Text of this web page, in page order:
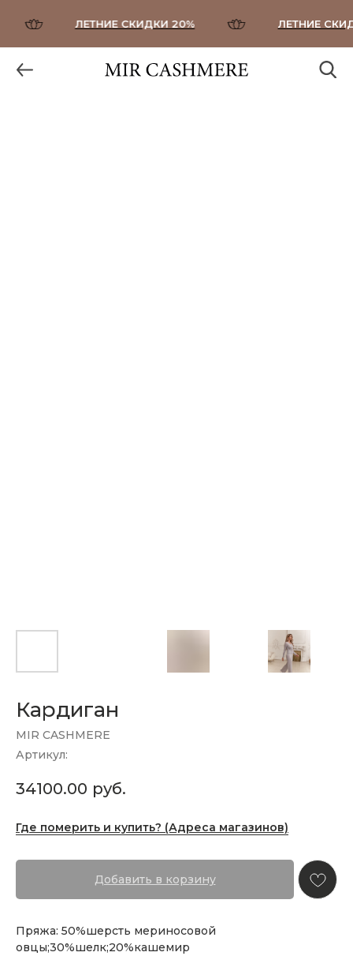
ЛЕТНИЕ СКИДКИ 20% ЛЕТНИЕ
Кардиган
MIR CASHMERE
Артикул:
34100.00 руб.
Где померить и купить? (Адреса магазинов)
Добавить в корзину
Пряжа: 50%шерсть мериносовой
овцы;30%шелк;20%кашемир